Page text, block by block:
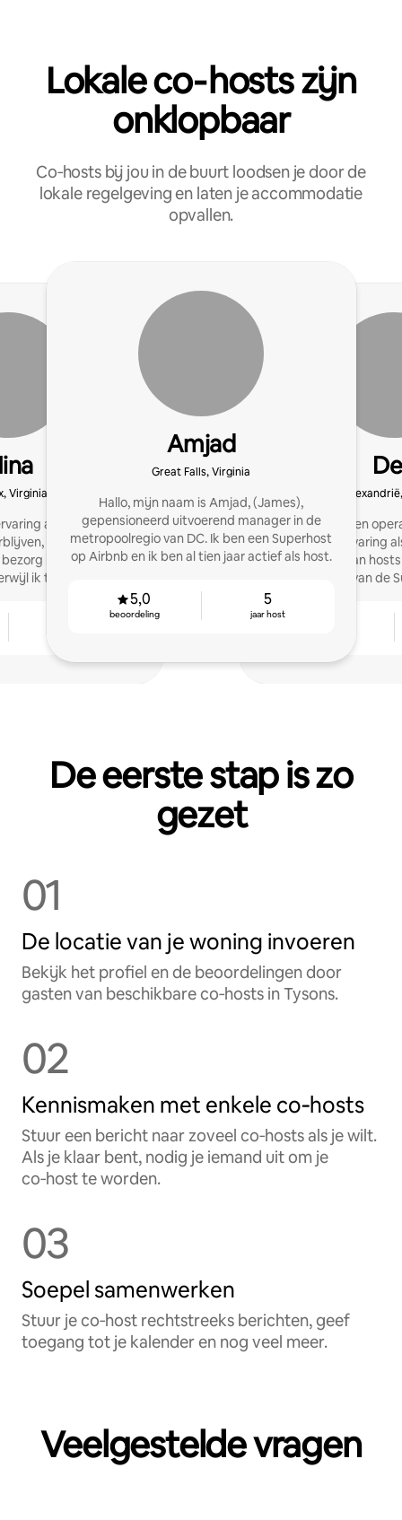
Lokale co‑hosts zijn
onklopbaar
Co‑hosts bij jou in de buurt loodsen je door de
lokale regelgeving en laten je accommodatie
opvallen.
Virginia
als host creëer ik
stimuleer ik
ik gasten 5-
ik tegelijkertijd je
Amjad
Great Falls, Virginia
Hallo, mijn naam is Amjad, (James),
gepensioneerd uitvoerend manager in de
metropoolregio van DC. Ik ben een Superhost
op Airbnb en ik ben al tien jaar actief als host.
5,0
beoordeling
5
jaar host
Gastvrijheids- en
met drie jaar ervaring
het helpen van
behouden van de
De eerste stap is zo
gezet
01
De locatie van je woning invoeren
Bekijk het profiel en de beoordelingen door
gasten van beschikbare co‑hosts in Tysons.
02
Kennismaken met enkele co‑hosts
Stuur een bericht naar zoveel co‑hosts als je wilt.
Als je klaar bent, nodig je iemand uit om je
co‑host te worden.
03
Soepel samenwerken
Stuur je co‑host rechtstreeks berichten, geef
toegang tot je kalender en nog veel meer.
Veelgestelde vragen